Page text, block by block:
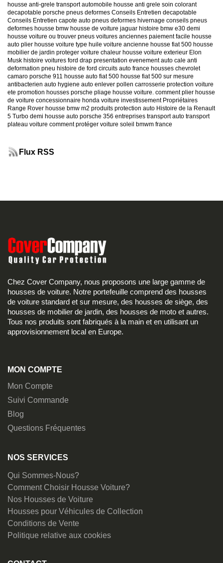
housse anti-grele transport automobile housse anti grele soin colorant
decapotable porsche pneus deformes Conseils Entretien decapotable
Conseils Entretien capote auto pneus deformes hivernage conseils pneus
deformes housse bmw housse de voiture jaguar histoire bmw e30 demi
housse voiture ou trouver pneus voitures anciennes paiement facile housse
auto plier housse voiture type huile voiture ancienne housse fiat 500 housse
mobilier de jardin proteger voiture chaleur housse voiture exterieur Elon
Musk histoire voitures ford drap presentation evenement auto cale anti
deformation pneu histoire de ford circuits auto france housses chevrolet
camaro porsche 911 housse auto fiat 500 housse fiat 500 sur mesure
antibacterien auto hygiene auto enlever pollen carrosserie protection voiture
ete promotion housses porsche pliage housse voiture. comment plier housse
de voiture concessionnaire honda voiture investissement Propriétaires
Range Rover housse bmw m2 produits protection auto Histoire de la Renault
5 Turbo demi housse auto porsche 356 entreprises transport auto transport
plateau voiture comment protéger voiture soleil bmwm france
Flux RSS
Chez Cover Company, nous proposons une large gamme de
housses de voiture. Notre portefeuille comprend des housses
de voiture standard et sur mesure, des housses de siège, des
housses de mobilier de jardin, des housses de moto et autres.
Tous nos produits sont fabriqués à la main et en utilisant un
approvisionnement local en Europe.
MON COMPTE
Mon Compte
Suivi Commande
Blog
Questions Fréquentes
NOS SERVICES
Qui Sommes-Nous?
Comment Choisir Housse Voiture?
Nos Housses de Voiture
Housses pour Véhicules de Collection
Conditions de Vente
Politique relative aux cookies